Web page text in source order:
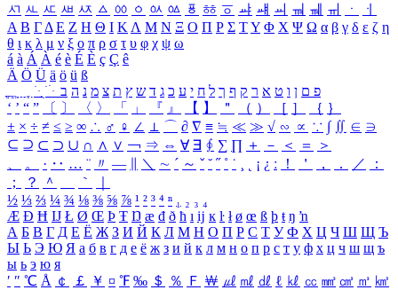
ㅺ ㅻ ㅼ ㅽ ㅾ ㅿ ㆀ ㆁ ㆂ ㆃ ㆄ ㆅ ㆆ ㆇ ㆈ ㆉ ㆊ ㆋ ㆌ ㆍ
ㆎ
Α Β ΓΔ Ε Ζ Η Θ Ι ΚΛ Μ Ν Ξ Ο Π Ρ Σ ΤΥ Φ Χ Ψ Ω α β γ δ ε ζ η
θ ι κ λ μ ν ξ ο π ρ σ τ υ φ χ ψ ω
á à Á À é è É È ç Ç ê
Ä Ö Ü ä ö ü ß
ִֶֹ ֻּ ׁׂ פ ם ן ו ט א ר ק ף ך ל ח י ע כ ג ד ש ץ ת צ מ נ ה ב
‘ ’ “ ” 〔 〕 〈 〉 「 」 『 』 【 】 ＂ （ ） ［ ］ ｛ ｝
± × ÷ ≠ ≤ ≥ ∞ ∴ ♂ ♀ ∠ ⊥ ⌒ ∂ ∇ ≡ ≒ ≪ ≫ √ ∽ ∝ ∵ ∫ ∬ ∈ ∋
⊆ ⊇ ⊂ ⊃ ∪ ∩ ∧ ∨ ￢ ⇒ ⇔ ∀ ∃ ∮ ∑ ∏ ＋ － ＜ ＝
＞
、
。 · ‥ … ¨ 〃 ― ＼ ∼ ´ ～ ˇ ˘ ˝ ˚ ˙ ¸ ¡ ¿ ː ！ ＇ ， ． ／
：
；
？ ＾ ｀
½ ⅓ ⅔ ¼ ¾ ⅛ ⅜ ⅝ ⅞ ¹ ² ³ ⁴ ⁿ ₁ ₂ ₃ ₄
Æ Ð Ħ Ĳ Ł Ø Œ Þ Ŧ Ŋ æ đ ð ħ ı ĳ ĸ ŀ ł ø œ ß þ ŧ ŋ ŉ
А Б В Г Д Е Ё Ж З И Й К Л М Н О П Р С Т У Ф Х Ц Ч Ш Щ Ъ
Ы Ь Э Ю Я а б в г д е ё ж з и й к л м н о п р с т у ф х ц ч ш щ ъ
ы ь э ю я
′ ″ ℃ Å ￠ ￡ ￥ ¤ ℉ ‰ ＄ ％ Ｆ ￦ ㎕ ㎖ ㎗ ℓ ㎘ ㏄ ㎣ ㎤ ㎥ ㎦